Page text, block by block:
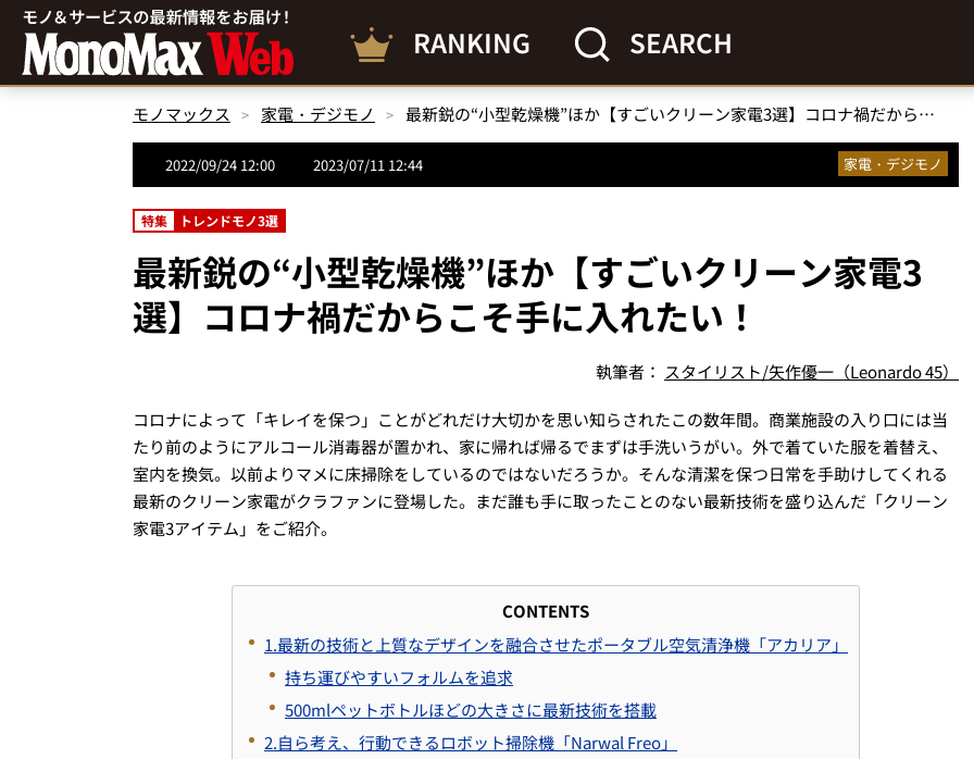
RANKING SEARCH
モノマックス 家電・デジモノ 最新鋭の“小型乾燥機”ほか【すごいクリーン家電3選】コロナ禍だからこそ手に入れたい！
2022/09/24 12:00 2023/07/11 12:44 家電・デジモノ
特集 トレンドモノ3選
最新鋭の“小型乾燥機”ほか【すごいクリーン家電3
選】コロナ禍だからこそ手に入れたい！
執筆者： スタイリスト/矢作優一（Leonardo 45）
コロナによって「キレイを保つ」ことがどれだけ大切かを思い知らされたこの数年間。商業施設の入り口には当
たり前のようにアルコール消毒器が置かれ、家に帰れば帰るでまずは手洗いうがい。外で着ていた服を着替え、
室内を換気。以前よりマメに床掃除をしているのではないだろうか。そんな清潔を保つ日常を手助けしてくれる
最新のクリーン家電がクラファンに登場した。まだ誰も手に取ったことのない最新技術を盛り込んだ「クリーン
家電3アイテム」をご紹介。
CONTENTS
1.最新の技術と上質なデザインを融合させたポータブル空気清浄機「アカリア」
持ち運びやすいフォルムを追求
500mlペットボトルほどの大きさに最新技術を搭載
2.自ら考え、行動できるロボット掃除機「Narwal Freo」